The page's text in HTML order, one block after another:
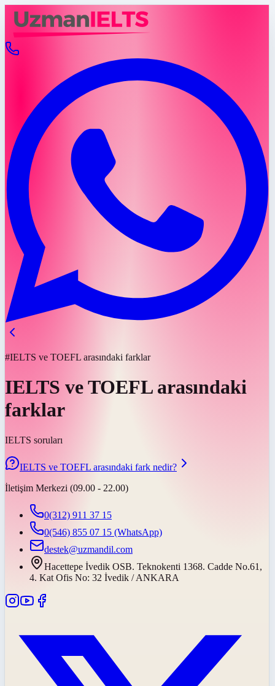
#IELTS ve TOEFL arasındaki farklar
IELTS ve TOEFL arasındaki
farklar
IELTS soruları
IELTS ve TOEFL arasındaki fark nedir?
İletişim Merkezi (09.00 - 22.00)
0(312) 911 37 15
0(546) 855 07 15 (WhatsApp)
destek@uzmandil.com
Hacettepe İvedik OSB. Teknokenti 1368. Cadde No.61,
4. Kat Ofis No: 32 İvedik / ANKARA